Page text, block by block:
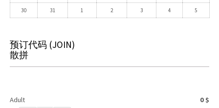
30 31 1 2 3 4 5
预订代码 (JOIN)
散拼
Adult 0 $